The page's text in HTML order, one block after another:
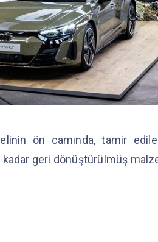
ön camında, tamir
kadar geri dönüştürülmüş